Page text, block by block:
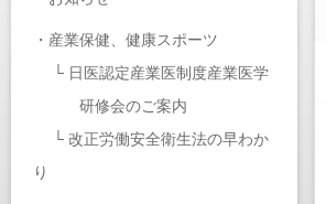
・ 産業保健、健康スポーツ
└ 日医認定産業医制度産業医学
研修会のご案内
└ 改正労働安全衛生法の早わか
り